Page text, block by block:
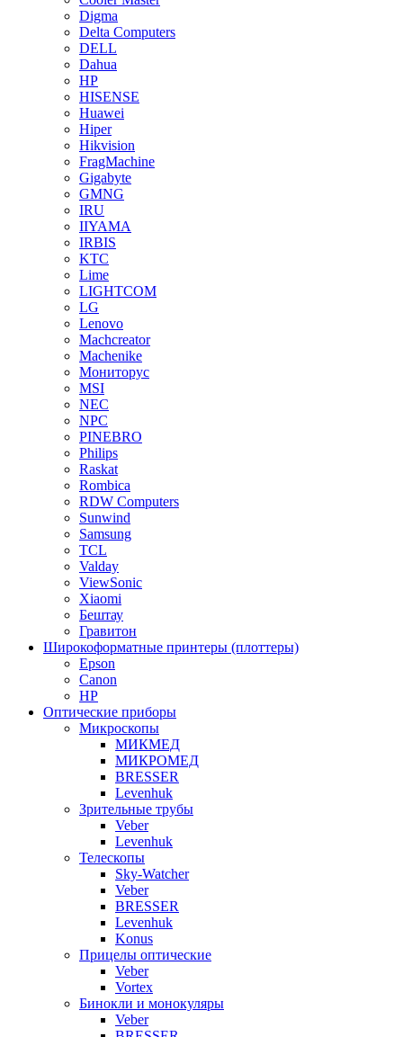
Digma
Delta Computers
DELL
Dahua
HP
HISENSE
Huawei
Hiper
Hikvision
FragMachine
Gigabyte
GMNG
IRU
IIYAMA
IRBIS
KTC
Lime
LIGHTCOM
LG
Lenovo
Machcreator
Machenike
Мониторус
MSI
NEC
NPC
PINEBRO
Philips
Raskat
Rombica
RDW Computers
Sunwind
Samsung
TCL
Valday
ViewSonic
Xiaomi
Бештау
Гравитон
Широкоформатные принтеры (плоттеры)
Epson
Canon
HP
Оптические приборы
Микроскопы
МИКМЕД
МИКРОМЕД
BRESSER
Levenhuk
Зрительные трубы
Veber
Levenhuk
Телескопы
Sky-Watcher
Veber
BRESSER
Levenhuk
Konus
Прицелы оптические
Veber
Vortex
Бинокли и монокуляры
Veber